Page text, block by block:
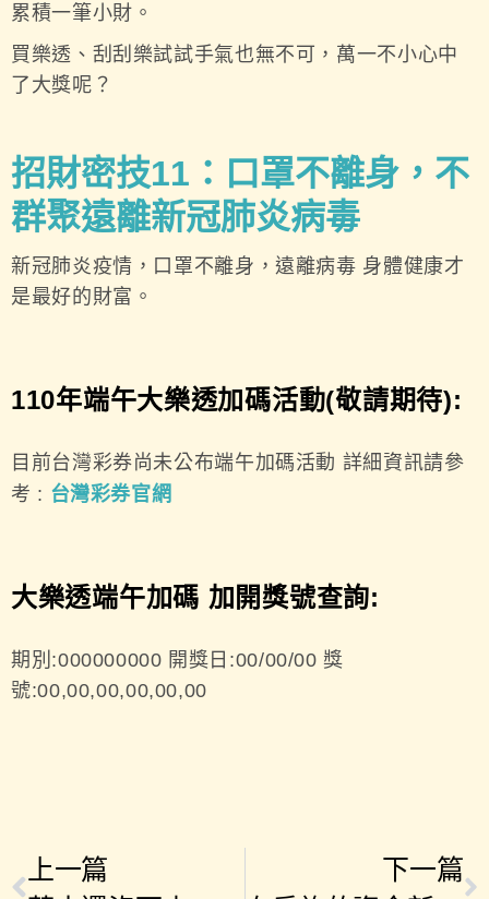
累積一筆小財。
買樂透、刮刮樂試試手氣也無不可，萬一不小心中
了大獎呢？
招財密技11：口罩不離身，不
群聚遠離新冠肺炎病毒
新冠肺炎疫情，口罩不離身，遠離病毒 身體健康才
是最好的財富。
110年端午大樂透加碼活動(敬請期待):
目前台灣彩券尚未公布端午加碼活動 詳細資訊請參
考 : 台灣彩券官網
大樂透端午加碼 加開獎號查詢:
期別:000000000 開獎日:00/00/00 獎
號:00,00,00,00,00,00
上一篇
下一篇